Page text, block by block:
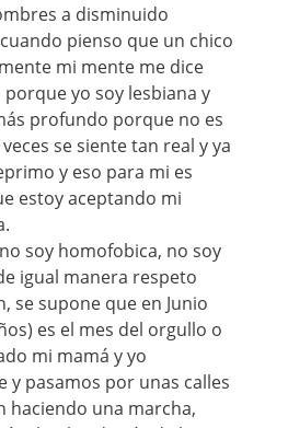
a disminuido
pienso que un chico
mi mente me dice
yo soy lesbiana y
profundo porque no es
se siente tan real y ya
y eso para mi es
estoy aceptando mi
soy homofobica, no soy
igual manera respeto
se supone que en Junio
es el mes del orgullo o
mi mamá y yo
y pasamos por unas calles
haciendo una marcha,